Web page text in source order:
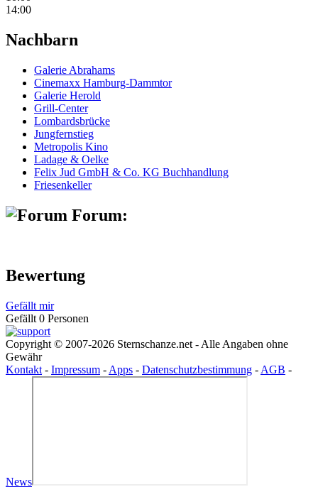
14:00
Nachbarn
Galerie Abrahams
Cinemaxx Hamburg-Dammtor
Galerie Herold
Grill-Center
Lombardsbrücke
Jungfernstieg
Metropolis Kino
Ladage & Oelke
Felix Jud GmbH & Co. KG Buchhandlung
Friesenkeller
Forum:
Bewertung
Gefällt mir
Gefällt 0 Personen
Copyright © 2007-2026 Sternschanze.net - Alle Angaben ohne
Gewähr
Kontakt - Impressum - Apps - Datenschutzbestimmung - AGB -
News